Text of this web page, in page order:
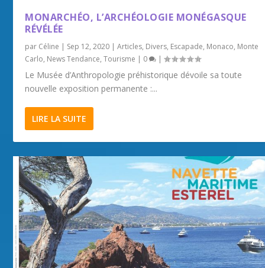
MONARCHÉO, L’ARCHÉOLOGIE MONÉGASQUE
RÉVÉLÉE
par Céline | Sep 12, 2020 |Articles, Divers, Escapade, Monaco, Monte
Carlo, News Tendance,Tourisme | 0 |
Le Musée d’Anthropologie préhistorique dévoile sa toute
nouvelle exposition permanente :...
LIRE LA SUITE